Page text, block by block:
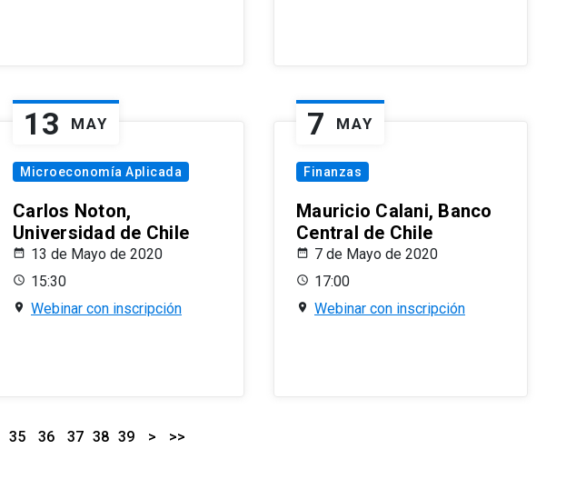
13 MAY
Microeconomía Aplicada
Carlos Noton,
Universidad de Chile
13 de Mayo de 2020
15:30
Webinar con inscripción
7 MAY
Finanzas
Mauricio Calani, Banco
Central de Chile
7 de Mayo de 2020
17:00
Webinar con inscripción
35 36 37 38 39 > >>